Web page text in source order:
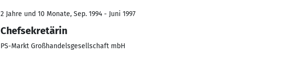
2 Jahre und 10 Monate, Sep. 1994 - Juni 1997
Chefsekretärin
PS-Markt Großhandelsgesellschaft mbH